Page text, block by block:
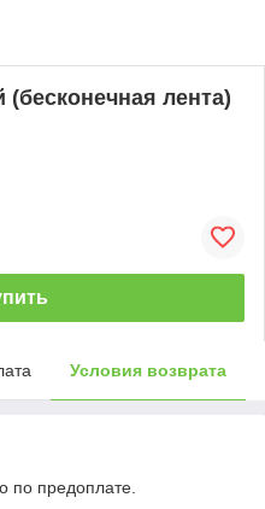
лента)
Условия возврата
по предоплате.